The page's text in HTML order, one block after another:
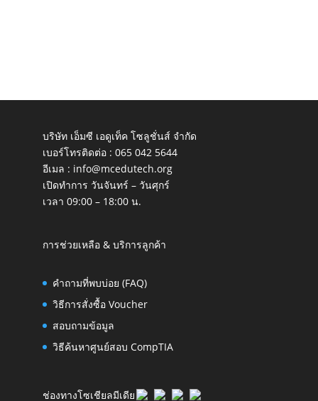
บริษัท เอ็มซี เอดูเท็ค โซลูชั่นส์ จำกัด
เบอร์โทรติดต่อ : 065 042 5644
อีเมล : info@mcedutech.org
เปิดทำการ วันจันทร์ – วันศุกร์
เวลา 09:00 – 18:00 น.
การช่วยเหลือ & บริการลูกค้า
คำถามที่พบบ่อย (FAQ)
วิธีการสั่งซื้อ Voucher
สอบถามข้อมูล
วิธีค้นหาศูนย์สอบ CompTIA
ช่องทางโซเชียลมีเดีย